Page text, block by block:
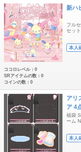
新ハ
フル
セッ
本人
ココロレベル：0
SRアイテムの数：0
コインの数：0
アリ
ア 4
福袋
ーム
本人